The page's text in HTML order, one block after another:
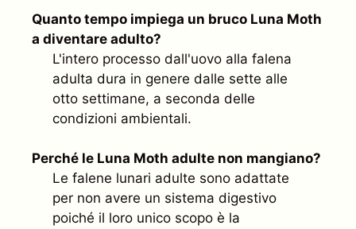
Quanto tempo impiega un bruco Luna Moth
a diventare adulto?
L'intero processo dall'uovo alla falena
adulta dura in genere dalle sette alle
otto settimane, a seconda delle
condizioni ambientali.
Perché le Luna Moth adulte non mangiano?
Le falene lunari adulte sono adattate
per non avere un sistema digestivo
poiché il loro unico scopo è la